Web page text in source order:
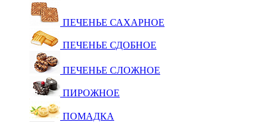
ПЕЧЕНЬЕ САХАРНОЕ
ПЕЧЕНЬЕ СДОБНОЕ
ПЕЧЕНЬЕ СЛОЖНОЕ
ПИРОЖНОЕ
ПОМАДКА